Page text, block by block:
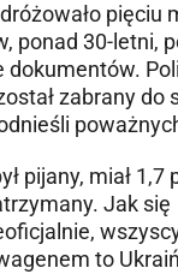
pięciu
ponad 30-letni,
dokumentów.
zabrany do
pijany, miał 1,7
Jak się
to